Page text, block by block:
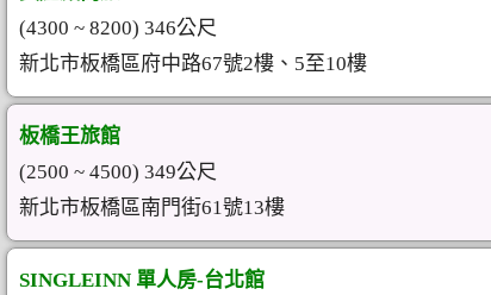
(4300 ~ 8200) 346公尺
新北市板橋區府中路67號2樓、5至10樓
板橋王旅館
(2500 ~ 4500) 349公尺
新北市板橋區南門街61號13樓
SINGLEINN 單人房-台北館